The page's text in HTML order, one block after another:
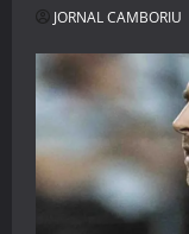
JORNAL CAMBORIU